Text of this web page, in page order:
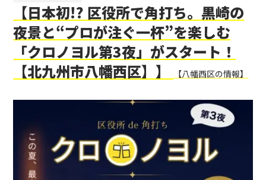
【日本初!? 区役所で角打ち。黒崎の
夜景と“プロが注ぐ一杯”を楽しむ
「クロノヨル第3夜」がスタート！
【北九州市八幡西区】】
【八幡西区の情報】